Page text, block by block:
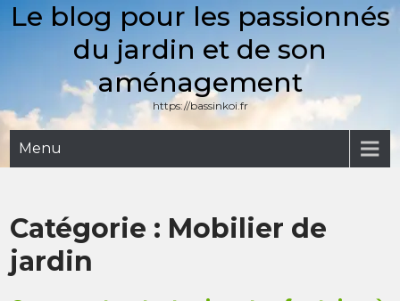
SkipLe blog pour les passionnés
du jardin et de son
aménagement
https://bassinkoi.fr
Menu
Catégorie : Mobilier de
jardin